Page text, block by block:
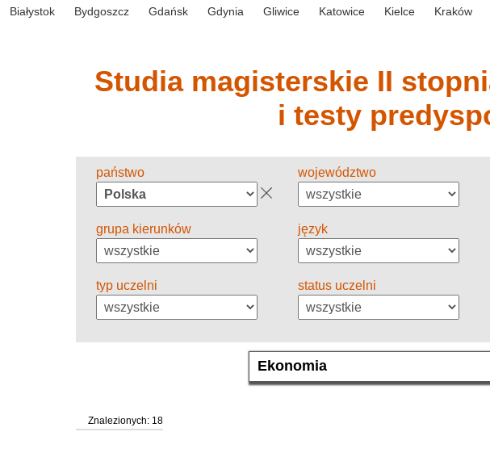
Białystok Bydgoszcz Gdańsk Gdynia Gliwice Katowice Kielce Kraków
Studia magisterskie II
i testy
państwo województwo
grupa kierunków język
typ uczelni status uczelni
Znalezionych: 18